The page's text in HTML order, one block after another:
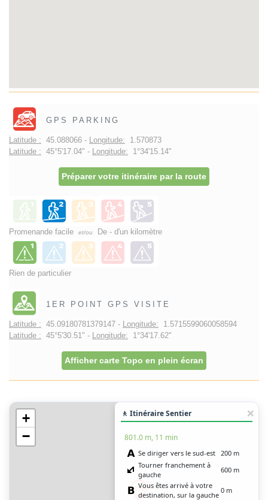
GPS PARKING
Latitude : 45.088066 - Longitude: 1.570873
Latitude : 45°5'17.04" - Longitude: 1°34'15.14"
Préparer votre itinéraire par la route
Promenande facile et/ou De - d'un kilomètre
Rien de particulier
1ER POINT GPS VISITE
Latitude : 45.09180781379147 - Longitude: 1.5715599060058594
Latitude : 45°5'30.51" - Longitude: 1°34'17.62"
Afficher carte Topo en plein écran
+
−
🚶 Itinéraire Sentier
801.0 m, 11 min
Se diriger vers le sud-est
200 m
Tourner franchement à
gauche
600 m
Vous êtes arrivé à votre
destination, sur la gauche
0 m